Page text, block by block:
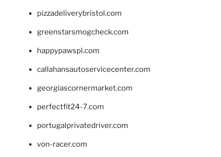
pizzadeliverybristol.com
greenstarsmogcheck.com
happypawspl.com
callahansautoservicecenter.com
georgiascornermarket.com
perfectfit24-7.com
portugalprivatedriver.com
von-racer.com